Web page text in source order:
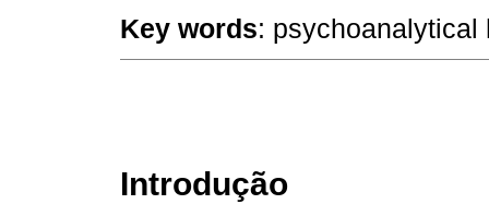
Key words: psychoanalytical
Introdução